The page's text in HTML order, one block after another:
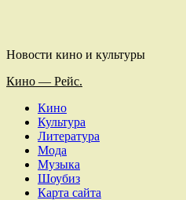
Новости кино и культуры
Основное
Кино — Рейс.
Кино
Культура
Литература
Мода
Музыка
Шоубиз
Карта сайта